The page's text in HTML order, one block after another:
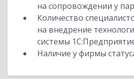
на сопровождении у
Количество
на внедрение
системы
Наличие у фирмы